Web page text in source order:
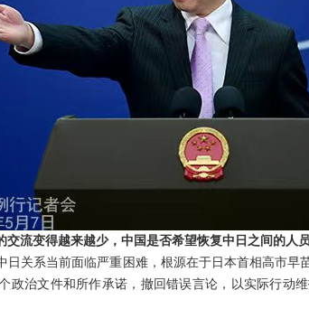
交流变得越来越少，中国是否希望恢复中日之间的人
日关系当前面临严重困难，根源在于日本首相高市
政治文件和所作承诺，撤回错误言论，以实际行动